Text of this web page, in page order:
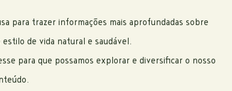
para trazer informações mais aprofundadas sobre
de vida natural e saudável.
para que possamos explorar e diversificar o nosso